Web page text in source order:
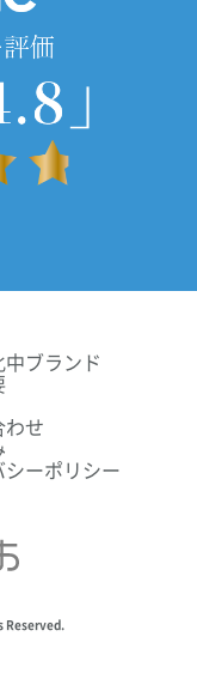
ブランド
わせ
シーポリシー
Reserved.